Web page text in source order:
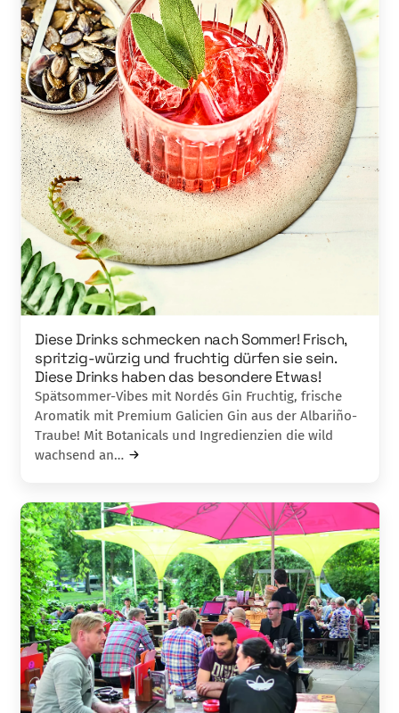
Diese Drinks schmecken nach Sommer! Frisch,
spritzig-würzig und fruchtig dürfen sie sein.
Diese Drinks haben das besondere Etwas!
Spätsommer-Vibes mit Nordés Gin Fruchtig, frische
Aromatik mit Premium Galicien Gin aus der Albariño-
Traube! Mit Botanicals und Ingredienzien die wild
wachsend an…